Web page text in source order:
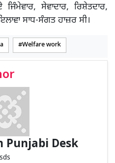
ਸੇਵਾਦਾਰ, ਰਿਸ਼ੇਤਦਾਰ,
ਸਾਧ-ਸੰਗਤ ਹਾਜ਼ਰ ਸੀ।
Welfare work
Punjabi Desk
sds